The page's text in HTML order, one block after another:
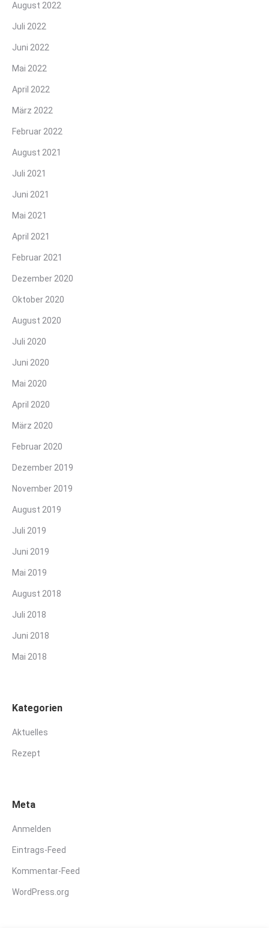
August 2022
Juli 2022
Juni 2022
Mai 2022
April 2022
März 2022
Februar 2022
August 2021
Juli 2021
Juni 2021
Mai 2021
April 2021
Februar 2021
Dezember 2020
Oktober 2020
August 2020
Juli 2020
Juni 2020
Mai 2020
April 2020
März 2020
Februar 2020
Dezember 2019
November 2019
August 2019
Juli 2019
Juni 2019
Mai 2019
August 2018
Juli 2018
Juni 2018
Mai 2018
Kategorien
Aktuelles
Rezept
Meta
Anmelden
Eintrags-Feed
Kommentar-Feed
WordPress.org